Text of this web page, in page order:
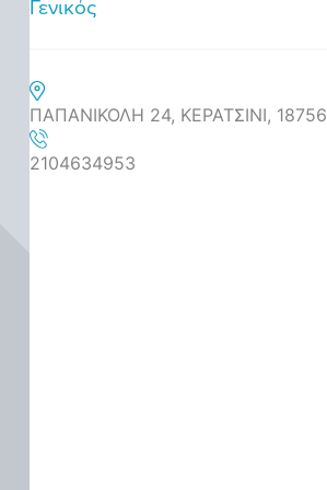
ΠΑΠΑΝΙΚΟΛΗ 24, ΚΕΡΑΤΣΙΝΙ, 18756
2104634953